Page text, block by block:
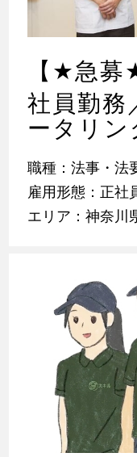
【 ★急募
社員勤務
ータリン
職種：法事・法
雇用形態：正社
エリア：神奈川